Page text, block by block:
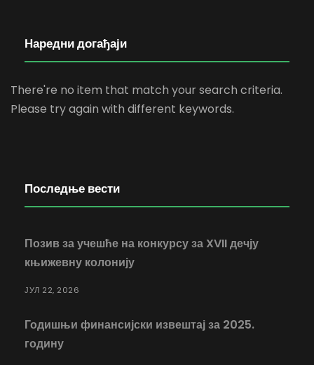
Наредни догађаји
There're no item that match your search criteria.
Please try again with different keywords.
Последње вести
Позив за учешће на конкурсу за XVII дечју
књижевну колонију
ЈУЛ 22, 2026
Годишњи финансијски извештај за 2025.
годину